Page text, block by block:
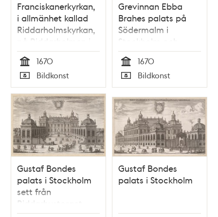
Franciskanerkyrkan,
i allmänhet kallad
Riddarholmskyrkan,
på Riddarholmen i
Stockholm
Tid
1670
Typ
Bildkonst
Grevinnan Ebba
Brahes palats på
Södermalm i
Stockholm och
riksrådet greve
Bengt Oxienstiernas
palats på
Riddarholmen
Tid
1670
Typ
Bildkonst
Gustaf Bondes
palats i Stockholm
sett från
Riddarhustorget
Gustaf Bondes
palats i Stockholm